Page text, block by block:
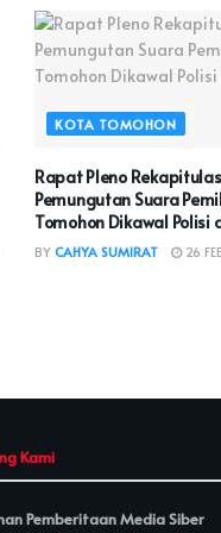
KOTA TOMOHON
Rapat Pleno
Pemungutan Suara
Tomohon Dikawal Polisi
BY CAHYA SUMIRAT 26
Kami
Pemberitaan Media Siber